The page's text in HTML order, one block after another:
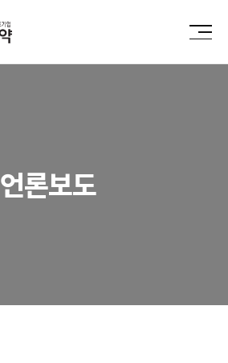
언론보도